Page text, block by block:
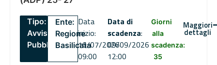
Tipo:
Avviso
Pubblico
Ente:
Regione
Basilicata
Data
inizio:
16/07/2026
09:00
Data di
scadenza:
09/09/2026
12:00
Giorni
alla
scadenza:
35
Maggiori
dettagli